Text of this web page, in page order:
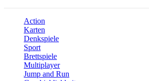
Action
Karten
Denkspiele
Sport
Brettspiele
Multiplayer
Jump and Run